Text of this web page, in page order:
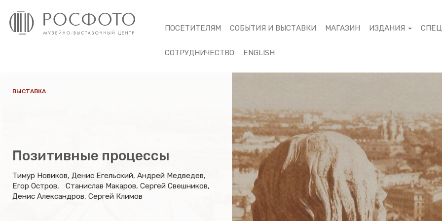
ПОСЕТИТЕЛЯМ СОБЫТИЯ И ВЫСТАВКИ МАГАЗИН ИЗДАНИЯ
СОТРУДНИЧЕСТВО ENGLISH
ВЫСТАВКА
Позитивные процессы
Тимур Новиков, Денис Егельский, Андрей Медведев,
Егор Остров, Станислав Макаров, Сергей Свешников,
Денис Александров, Сергей Климов